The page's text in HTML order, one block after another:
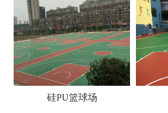
硅PU篮球场